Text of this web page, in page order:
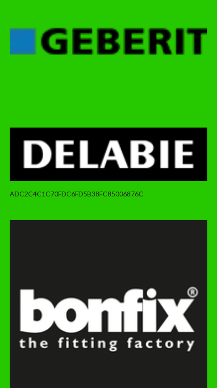
ADC2C4C1C70FDC6FD5B38FC85006876C